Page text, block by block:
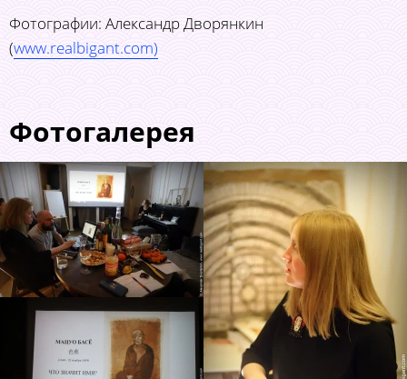
Фотографии: Александр Дворянкин
(www.realbigant.com)
Фотогалерея